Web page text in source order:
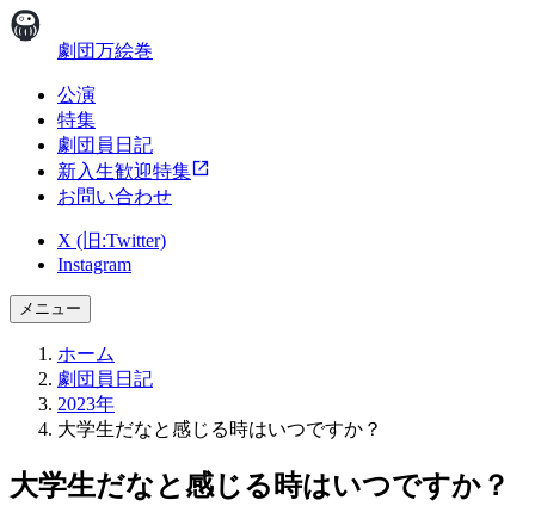
劇団万絵巻
公演
特集
劇団員日記
新入生歓迎特集
お問い合わせ
X (旧:Twitter)
Instagram
メニュー
ホーム
劇団員日記
2023年
大学生だなと感じる時はいつですか？
大学生だなと感じる時はいつですか？